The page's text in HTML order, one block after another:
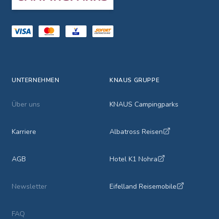
UNTERNEHMEN
Über uns
Karriere
AGB
Newsletter
FAQ
KNAUS GRUPPE
KNAUS Campingparks
Albatross Reisen
Hotel K1 Nohra
Eifelland Reisemobile